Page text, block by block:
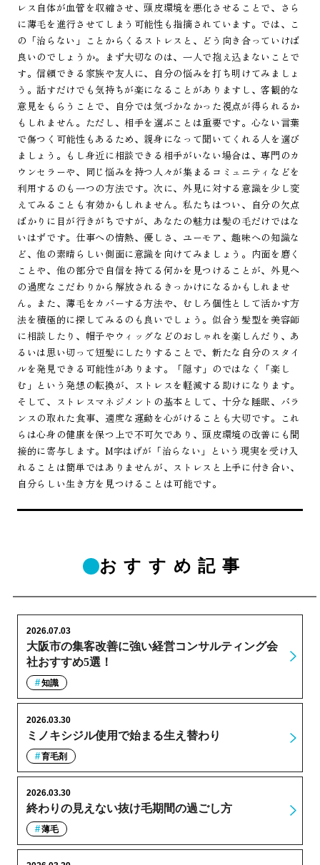
レス自体が血管を収縮させ、頭皮環境を悪化させることで、さら
に薄毛を進行させてしまう可能性も指摘されています。では、こ
の「治らない」ことからくるストレスと、どう向き合っていけば
良いのでしょうか。まず大切なのは、一人で抱え込まないことで
す。信頼できる家族や友人に、自分の悩みを打ち明けてみましょ
う。話すだけでも気持ちが楽になることがありますし、客観的な
意見をもらうことで、自分では気づかなかった視点が得られるか
もしれません。ただし、相手を選ぶことは重要です。心ない言葉
で傷つく可能性もあるため、親身になって聞いてくれる人を選び
ましょう。もし身近に相談できる相手がいない場合は、専門のカ
ウンセラーや、同じ悩みを持つ人々が集まるコミュニティなどを
利用するのも一つの方法です。次に、外見に対する意識を少し変
えてみることも有効かもしれません。私たちはつい、自分の欠点
ばかりに目が行きがちですが、あなたの魅力は髪の毛だけではな
いはずです。仕事への情熱、優しさ、ユーモア、趣味への知識な
ど、他の素晴らしい側面に意識を向けてみましょう。内面を磨く
ことや、他の部分で自信を持てる何かを見つけることが、外見へ
の過度なこだわりから解放されるきっかけになるかもしれませ
ん。また、薄毛をカバーする方法や、むしろ個性として活かす方
法を積極的に探してみるのも良いでしょう。似合う髪型を美容師
に相談したり、帽子やウィッグなどのおしゃれを楽しんだり、あ
るいは思い切って短髪にしたりすることで、新たな自分のスタイ
ルを発見できる可能性があります。「隠す」のではなく「楽し
む」という発想の転換が、ストレスを軽減する助けになります。
そして、ストレスマネジメントの基本として、十分な睡眠、バラ
ンスの取れた食事、適度な運動を心がけることも大切です。これ
らは心身の健康を保つ上で不可欠であり、頭皮環境の改善にも間
接的に寄与します。M字はげが「治らない」という現実を受け入
れることは簡単ではありませんが、ストレスと上手に付き合い、
自分らしい生き方を見つけることは可能です。
おすすめ記事
大阪市の集客改善に強い経営コンサルティング会
社おすすめ5選！
2026.07.03
知識
ミノキシジル使用で始まる生え替わり
2026.03.30
育毛剤
終わりの見えない抜け毛期間の過ごし方
2026.03.30
薄毛